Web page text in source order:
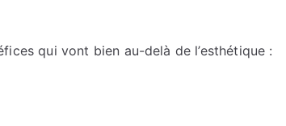
qui vont bien au-delà de l’esthétique :